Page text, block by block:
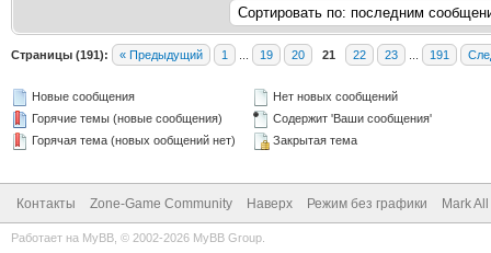
Страницы (191): « Предыдущий 1 19 20 21 22 23 191
Новые сообщения
Горячие темы (новые сообщения)
Горячая тема (новых ообщений нет)
Нет новых сообщений
Содержит 'Ваши сообщения'
Закрытая тема
Контакты Zone-Game Community Наверх Режим без графики Mark
Работает на MyBB , © 2002-2026 MyBB Group